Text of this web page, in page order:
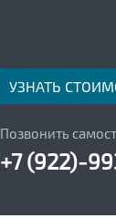
УЗНАТЬ
Позвонить
+7 (922)-